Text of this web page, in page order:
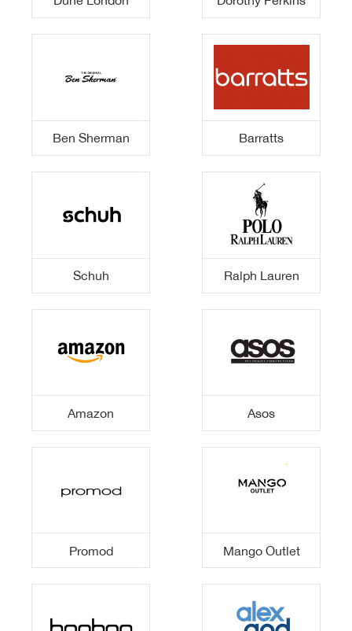
Ben Sherman Barratts
Schuh Ralph Lauren
Amazon Asos
Promod Mango Outlet